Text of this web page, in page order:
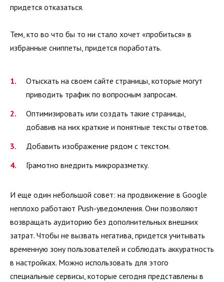
придется отказаться.
Тем, кто во что бы то ни стало хочет «пробиться» в
избранные сниппеты, придется поработать.
Отыскать на своем сайте страницы, которые могут
приводить трафик по вопросным запросам.
Оптимизировать или создать такие страницы,
добавив на них краткие и понятные тексты ответов.
Добавить изображение рядом с текстом.
Грамотно внедрить микроразметку.
И еще один небольшой совет: на продвижение в Google
неплохо работают Push-уведомления. Они позволяют
возвращать аудиторию без дополнительных внешних
затрат. Чтобы не вызвать негатива, придется учитывать
временную зону пользователей и соблюдать аккуратность
в настройках. Можно использовать для этого
специальные сервисы, которые сегодня представлены в